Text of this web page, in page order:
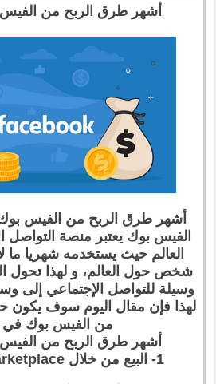
أشهر طرق الربح من الفيس
شخص حول العالم، و لهذا تحول
وسيلة للتواصل الإجتماعي إلى
لهذا فإن مقال اليوم سوف يكون
من الفيس بوك في
أشهر طرق الربح من الفيس
1- البيع من خلال Facebook Marketplace